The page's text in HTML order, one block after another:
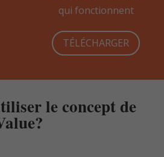
qui fonctionnent
TÉLÉCHARGER
le concept de